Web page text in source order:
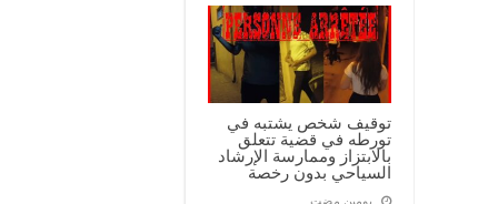
توقيف شخص يشتبه في
تورطه في قضية تتعلق
بالابتزاز وممارسة الإرشاد
السياحي بدون رخصة
‏يومين مضت